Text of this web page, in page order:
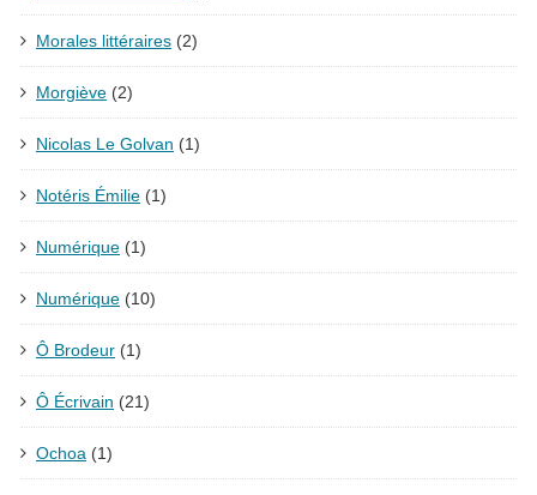
Morales littéraires (2)
Morgiève (2)
Nicolas Le Golvan (1)
Notéris Émilie (1)
Numérique (1)
Numérique (10)
Ô Brodeur (1)
Ô Écrivain (21)
Ochoa (1)